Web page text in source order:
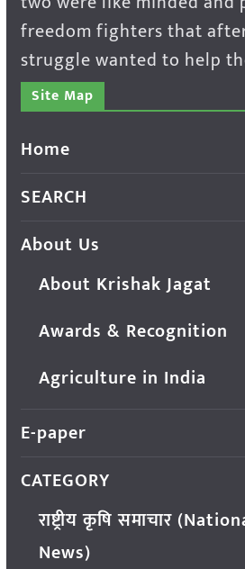
freedom fighters that
struggle wanted to help
Site Map
Home
SEARCH
About Us
About Krishak Jagat
Awards & Recognition
Agriculture in India
E-paper
CATEGORY
राष्ट्रीय कृषि समाचार
News)